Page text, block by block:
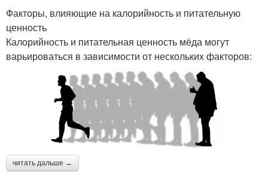
Факторы, влияющие на калорийность и питательную
ценность
Калорийность и питательная ценность мёда могут
варьироваться в зависимости от нескольких факторов:
читать дальше →